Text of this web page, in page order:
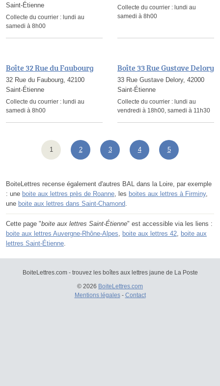
Saint-Étienne
Collecte du courrier : lundi au
samedi à 8h00
Collecte du courrier : lundi au
samedi à 8h00
Boîte 32 Rue du Faubourg
32 Rue du Faubourg, 42100
Saint-Étienne
Collecte du courrier : lundi au
samedi à 8h00
Boîte 33 Rue Gustave Delory
33 Rue Gustave Delory, 42000
Saint-Étienne
Collecte du courrier : lundi au
vendredi à 18h00, samedi à 11h30
1 2 3 4 5
BoiteLettres recense également d'autres BAL dans la Loire, par exemple
: une boite aux lettres près de Roanne, les boites aux lettres à Firminy,
une boite aux lettres dans Saint-Chamond.
Cette page "boite aux lettres Saint-Étienne" est accessible via les liens :
boite aux lettres Auvergne-Rhône-Alpes, boite aux lettres 42, boite aux
lettres Saint-Étienne.
BoiteLettres.com - trouvez les boîtes aux lettres jaune de La Poste
© 2026 BoiteLettres.com
Mentions légales- Contact